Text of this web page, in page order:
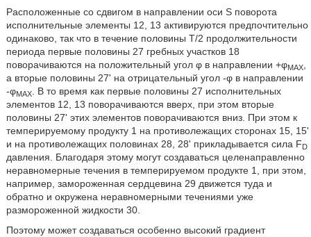
Расположенные со сдвигом в направлении оси S поворота
исполнительные элементы 12, 13 активируются предпочтительно
одинаково, так что в течение половины T/2 продолжительности
периода первые половины 27 гребных участков 18
поворачиваются на положительный угол φ в направлении +φMAX,
а вторые половины 27' на отрицательный угол -φ в направлении
-φMAX. В то время как первые половины 27 исполнительных
элементов 12, 13 поворачиваются вверх, при этом вторые
половины 27' этих элементов поворачиваются вниз. При этом к
темперируемому продукту 1 на противолежащих сторонах 15, 15'
и на противолежащих половинах 28, 28' прикладывается сила FD
давления. Благодаря этому могут создаваться целенаправленно
неравномерные течения в темперируемом продукте 1, при этом,
например, замороженная сердцевина 29 движется туда и
обратно и окружена неравномерными течениями уже
размороженной жидкости 30.
Поэтому может создаваться особенно высокий градиент